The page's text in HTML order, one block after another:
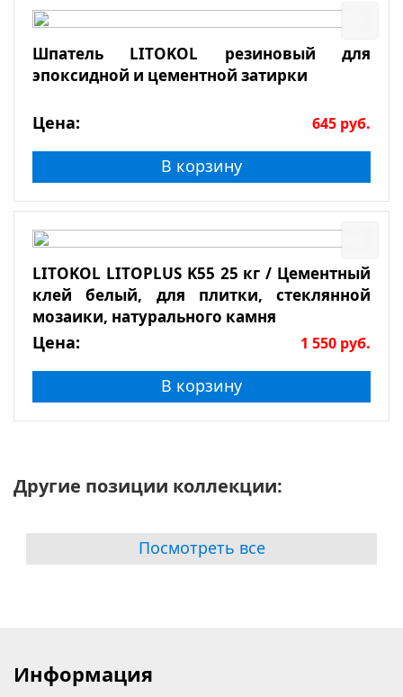
Шпатель LITOKOL резиновый для
эпоксидной и цементной затирки
Цена: 645 руб.
В корзину
LITOKOL LITOPLUS K55 25 кг / Цементный
клей белый, для плитки, стеклянной
мозаики, натурального камня
Цена: 1 550 руб.
В корзину
Другие позиции коллекции:
Посмотреть все
Информация